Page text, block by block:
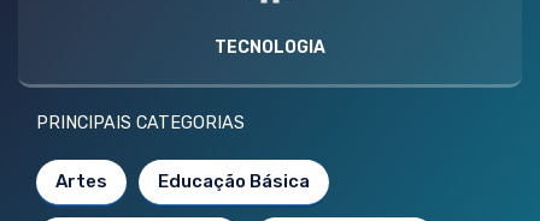
TECNOLOGIA
PRINCIPAIS CATEGORIAS
Artes Educação Básica